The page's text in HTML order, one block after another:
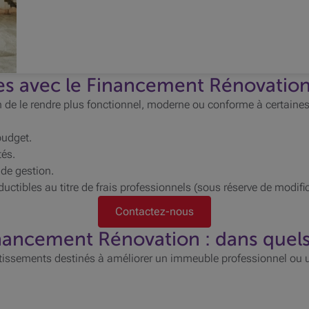
avec le Financement
le rendre plus fonctionnel, moderne ou conforme à
gestion.
au titre de frais professionnels (sous réserve de
Contactez-nous
Rénovation : dans
destinés à améliorer un immeuble professionnel ou